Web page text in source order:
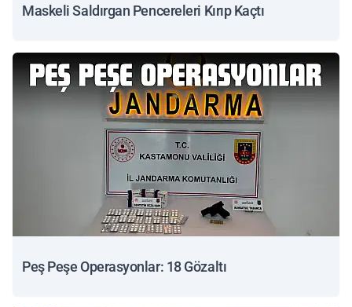
Maskeli Saldırgan Pencereleri Kırıp Kaçtı
Peş Peşe Operasyonlar: 18 Gözaltı